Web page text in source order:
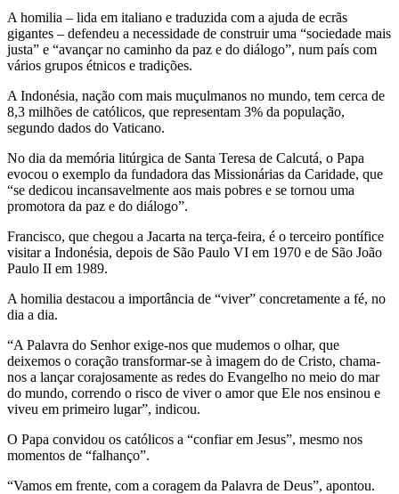
A homilia – lida em italiano e traduzida com a ajuda de ecrãs
gigantes – defendeu a necessidade de construir uma “sociedade mais
justa” e “avançar no caminho da paz e do diálogo”, num país com
vários grupos étnicos e tradições.
A Indonésia, nação com mais muçulmanos no mundo, tem cerca de
8,3 milhões de católicos, que representam 3% da população,
segundo dados do Vaticano.
No dia da memória litúrgica de Santa Teresa de Calcutá, o Papa
evocou o exemplo da fundadora das Missionárias da Caridade, que
“se dedicou incansavelmente aos mais pobres e se tornou uma
promotora da paz e do diálogo”.
Francisco, que chegou a Jacarta na terça-feira, é o terceiro pontífice
visitar a Indonésia, depois de São Paulo VI em 1970 e de São João
Paulo II em 1989.
A homilia destacou a importância de “viver” concretamente a fé, no
dia a dia.
“A Palavra do Senhor exige-nos que mudemos o olhar, que
deixemos o coração transformar-se à imagem do de Cristo, chama-
nos a lançar corajosamente as redes do Evangelho no meio do mar
do mundo, correndo o risco de viver o amor que Ele nos ensinou e
viveu em primeiro lugar”, indicou.
O Papa convidou os católicos a “confiar em Jesus”, mesmo nos
momentos de “falhanço”.
“Vamos em frente, com a coragem da Palavra de Deus”, apontou.